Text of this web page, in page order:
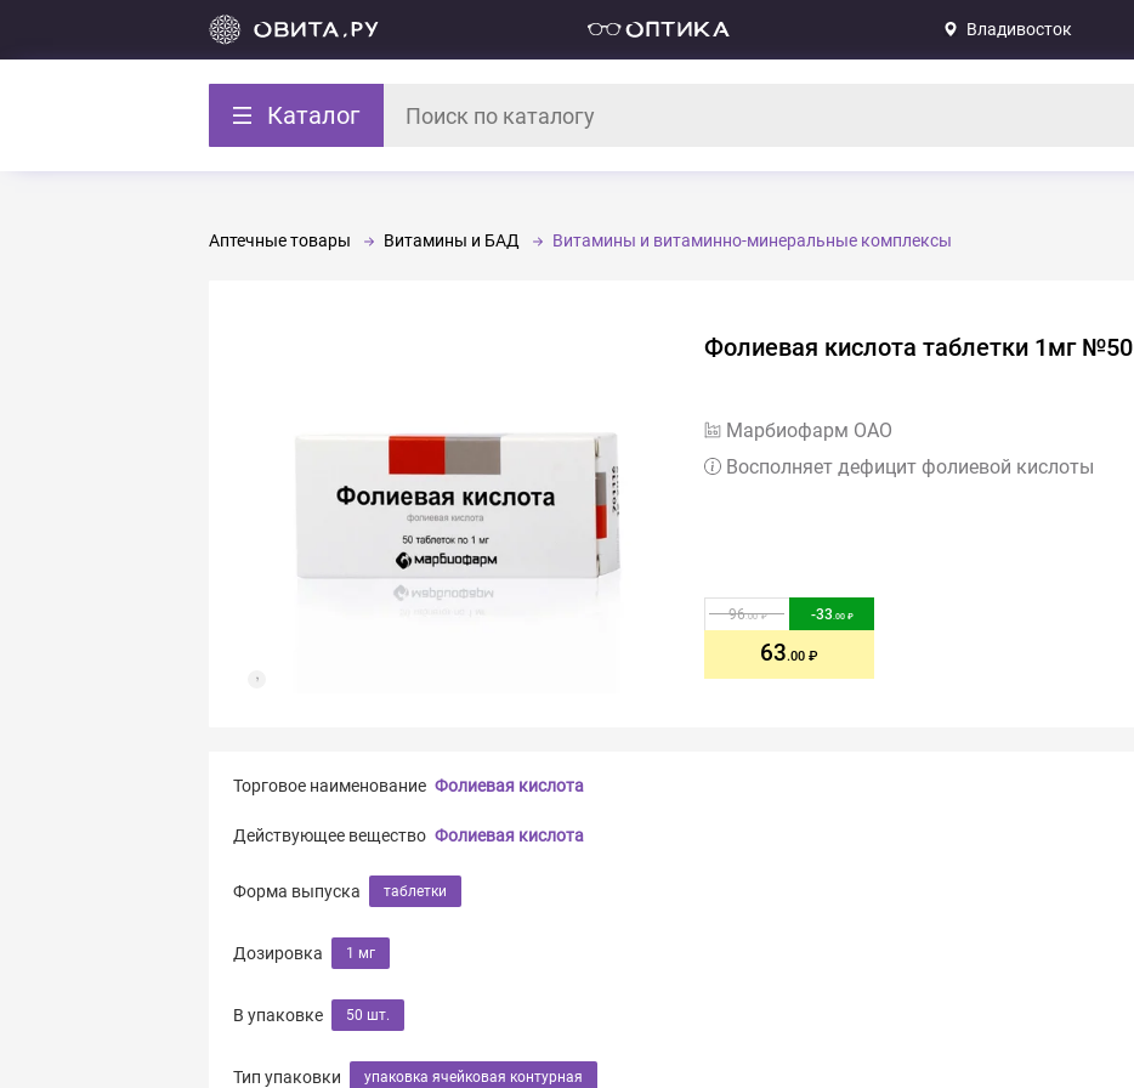
Владивосток
Каталог
Аптечные товары Витамины и БАД Витамины и витаминно-минеральные комплексы
Фолиевая кислота таблетки 1мг №50
Марбиофарм ОАО
Восполняет дефицит фолиевой кислоты
96.00 -33.00
63.00
Торговое наименование Фолиевая кислота
Действующее вещество Фолиевая кислота
Форма выпуска таблетки
Дозировка 1 мг
В упаковке 50 шт.
Тип упаковки упаковка ячейковая контурная